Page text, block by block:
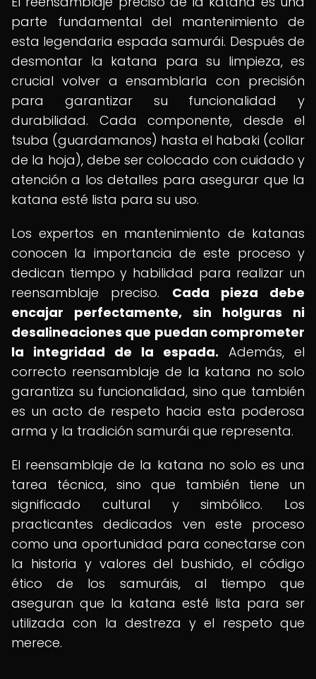
parte fundamental del mantenimiento de
esta legendaria espada samurái. Después de
desmontar la katana para su limpieza, es
crucial volver a ensamblarla con precisión
para garantizar su funcionalidad y
durabilidad. Cada componente, desde el
tsuba (guardamanos) hasta el habaki (collar
de la hoja), debe ser colocado con cuidado y
atención a los detalles para asegurar que la
katana esté lista para su uso.
Los expertos en mantenimiento de katanas
conocen la importancia de este proceso y
dedican tiempo y habilidad para realizar un
reensamblaje preciso. Cada pieza debe
encajar perfectamente, sin holguras ni
desalineaciones que puedan comprometer
la integridad de la espada. Además, el
correcto reensamblaje de la katana no solo
garantiza su funcionalidad, sino que también
es un acto de respeto hacia esta poderosa
arma y la tradición samurái que representa.
El reensamblaje de la katana no solo es una
tarea técnica, sino que también tiene un
significado cultural y simbólico. Los
practicantes dedicados ven este proceso
como una oportunidad para conectarse con
la historia y valores del bushido, el código
ético de los samuráis, al tiempo que
aseguran que la katana esté lista para ser
utilizada con la destreza y el respeto que
merece.